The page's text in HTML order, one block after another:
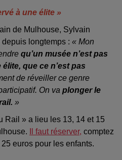
à une élite »
de Mulhouse, Sylvain
longtemps : « Mon
qu’un musée n’est pas
que ce n’est pas
de réveiller ce genre
On va plonger le
»
Rail » a lieu les 13, 14 et 15
Il faut réserver, comptez
euros pour les enfants.